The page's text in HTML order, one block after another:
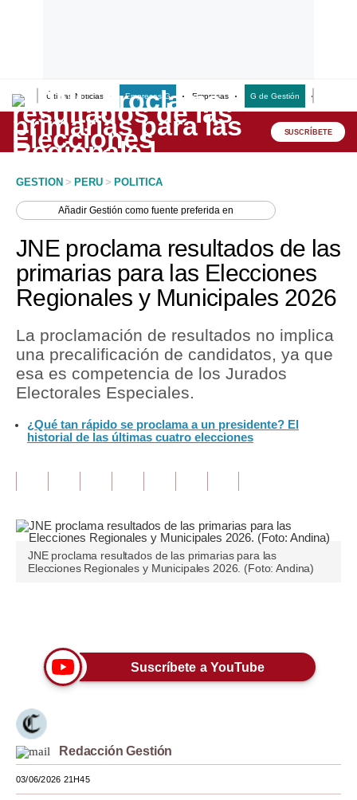
Últimas Noticias Empresas G Empresas G de Gestión
Lo último
Peru Quiosco
Economía
Mercados
Política
Tu Dinero
Finanzas Personales
Editorial
Pregunta de hoy
Lujo
Moda
Estilos
SUSCRÍBETE
GESTION > PERU > POLITICA
AñadirGestión como fuente preferida en
JNE proclama resultados de las
primarias para las Elecciones
Regionales y Municipales 2026
La proclamación de resultados no implica
una precalificación de candidatos, ya que
esa es competencia de los Jurados
Electorales Especiales.
¿Qué tan rápido se proclama a un presidente? El
historial de las últimas cuatro elecciones
JNE proclama resultados de las primarias para las
Elecciones Regionales y Municipales 2026. (Foto: Andina)
Suscríbete a YouTube
Redacción Gestión
03/06/2026 21H45